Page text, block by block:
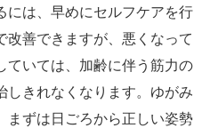
は、早めにセルフケアを行
改善できますが、悪くなって
ていては、加齢に伴う筋力の
しきれなくなります。ゆがみ
まずは日ごろから正しい姿勢